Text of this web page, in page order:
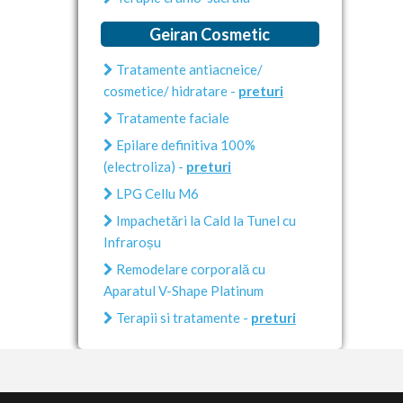
Geiran Cosmetic
Tratamente antiacneice/
cosmetice/ hidratare - preturi
Tratamente faciale
Epilare definitiva 100%
(electroliza) - preturi
LPG Cellu M6
Impachetări la Cald la Tunel cu
Infraroșu
Remodelare corporală cu
Aparatul V-Shape Platinum
Terapii si tratamente - preturi